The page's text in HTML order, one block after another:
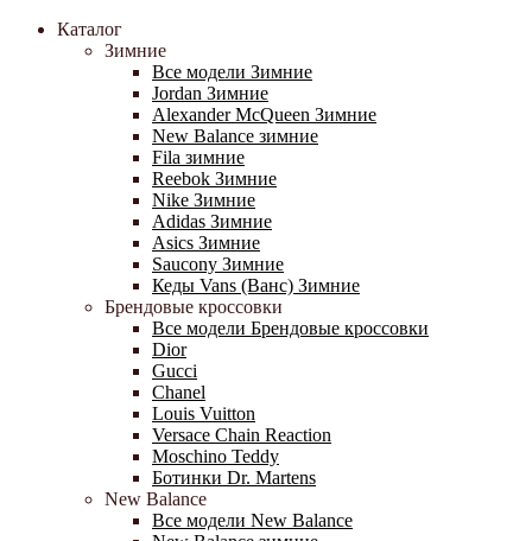
Каталог
Зимние
Все модели Зимние
Jordan Зимние
Alexander McQueen Зимние
New Balance зимние
Fila зимние
Reebok Зимние
Nike Зимние
Adidas Зимние
Asics Зимние
Saucony Зимние
Кеды Vans (Ванс) Зимние
Брендовые кроссовки
Все модели Брендовые кроссовки
Dior
Gucci
Chanel
Louis Vuitton
Versace Chain Reaction
Moschino Teddy
Ботинки Dr. Martens
New Balance
Все модели New Balance